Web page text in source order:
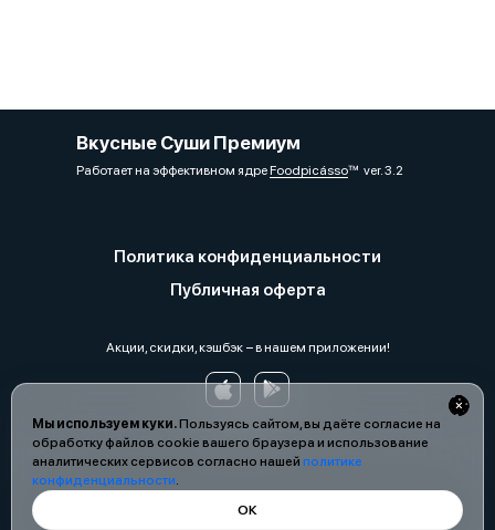
Мы используем куки.Пользуясь сайтом, вы даёте согласие на
обработку файлов cookie вашего браузера и использование
аналитических сервисов согласно нашей политике
конфиденциальности.
ОК
Вкусные Суши Премиум
Работает на эффективном ядреFoodpicássover. 3.2
Политика конфиденциальности
Публичная оферта
Акции, скидки, кэшбэк − в нашем приложении!